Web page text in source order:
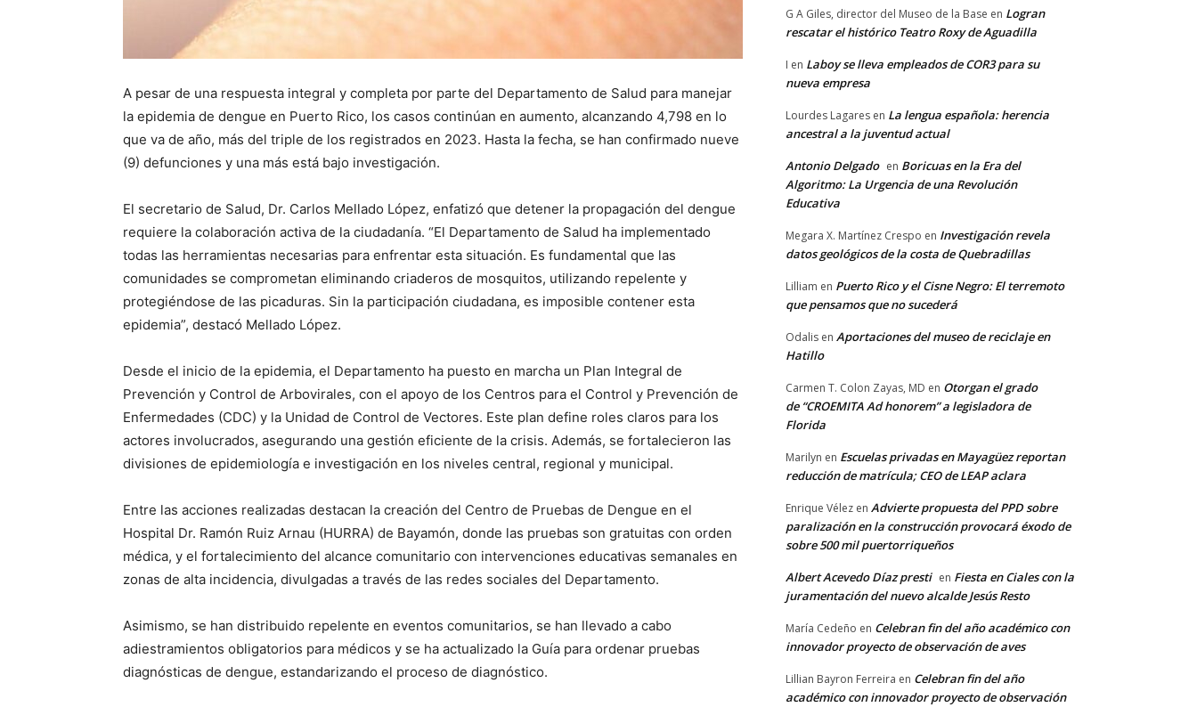
A pesar de una respuesta integral y completa por parte del Departamento de Salud para manejar
la epidemia de dengue en Puerto Rico, los casos continúan en aumento, alcanzando 4,798 en lo
que va de año, más del triple de los registrados en 2023. Hasta la fecha, se han confirmado nueve
(9) defunciones y una más está bajo investigación.
El secretario de Salud, Dr. Carlos Mellado López, enfatizó que detener la propagación del dengue
requiere la colaboración activa de la ciudadanía. “El Departamento de Salud ha implementado
todas las herramientas necesarias para enfrentar esta situación. Es fundamental que las
comunidades se comprometan eliminando criaderos de mosquitos, utilizando repelente y
protegiéndose de las picaduras. Sin la participación ciudadana, es imposible contener esta
epidemia”, destacó Mellado López.
Desde el inicio de la epidemia, el Departamento ha puesto en marcha un Plan Integral de
Prevención y Control de Arbovirales, con el apoyo de los Centros para el Control y Prevención de
Enfermedades (CDC) y la Unidad de Control de Vectores. Este plan define roles claros para los
actores involucrados, asegurando una gestión eficiente de la crisis. Además, se fortalecieron las
divisiones de epidemiología e investigación en los niveles central, regional y municipal.
Entre las acciones realizadas destacan la creación del Centro de Pruebas de Dengue en el
Hospital Dr. Ramón Ruiz Arnau (HURRA) de Bayamón, donde las pruebas son gratuitas con orden
médica, y el fortalecimiento del alcance comunitario con intervenciones educativas semanales en
zonas de alta incidencia, divulgadas a través de las redes sociales del Departamento.
Asimismo, se han distribuido repelente en eventos comunitarios, se han llevado a cabo
adiestramientos obligatorios para médicos y se ha actualizado la Guía para ordenar pruebas
diagnósticas de dengue, estandarizando el proceso de diagnóstico.
G A Giles, director del Museo de la Base en Logran
rescatar el histórico Teatro Roxy de Aguadilla
I en Laboy se lleva empleados de COR3 para su
nueva empresa
Lourdes Lagares en La lengua española: herencia
ancestral a la juventud actual
Antonio Delgado en Boricuas en la Era del
Algoritmo: La Urgencia de una Revolución
Educativa
Megara X. Martínez Crespo en Investigación revela
datos geológicos de la costa de Quebradillas
Lilliam en Puerto Rico y el Cisne Negro: El terremoto
que pensamos que no sucederá
Odalis en Aportaciones del museo de reciclaje en
Hatillo
Carmen T. Colon Zayas, MD en Otorgan el grado
de “CROEMITA Ad honorem” a legisladora de
Florida
Marilyn en Escuelas privadas en Mayagüez reportan
reducción de matrícula; CEO de LEAP aclara
Enrique Vélez en Advierte propuesta del PPD sobre
paralización en la construcción provocará éxodo de
sobre 500 mil puertorriqueños
Albert Acevedo Díaz presti en Fiesta en Ciales con la
juramentación del nuevo alcalde Jesús Resto
María Cedeño en Celebran fin del año académico con
innovador proyecto de observación de aves
Lillian Bayron Ferreira en Celebran fin del año
académico con innovador proyecto de observación